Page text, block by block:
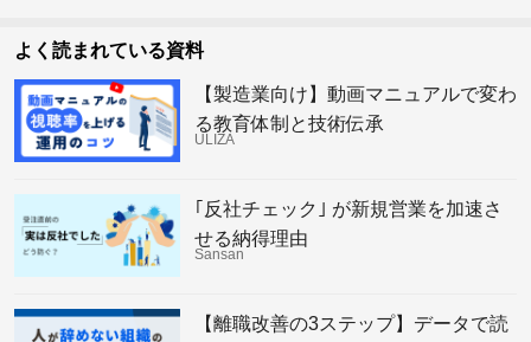
よく読まれている資料
【製造業向け】動画マニュアルで変わ
る教育体制と技術伝承
ULIZA
｢反社チェック｣ が新規営業を加速さ
せる納得理由
Sansan
【離職改善の3ステップ】データで読